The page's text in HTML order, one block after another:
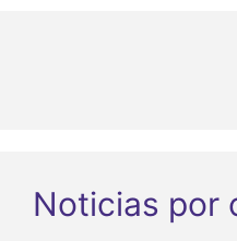
Noticias por